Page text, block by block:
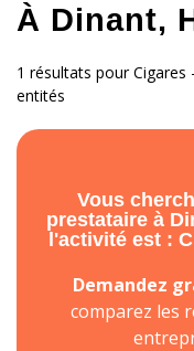
À Dinant,
1 résultats pour
entités
Vous
prestataire à
l'activité est :
Demandez
comparez les